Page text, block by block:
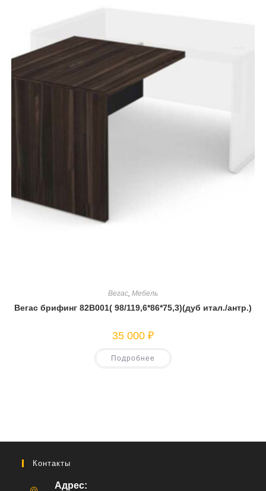
Вегас, Мебель
Вегас брифинг 82В001( 98/119,6*86*75,3)(дуб итал./антр.)
35 000 ₽
Подробнее
Контакты
Адрес: